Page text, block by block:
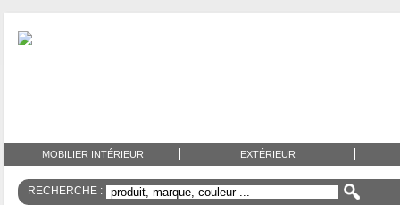
MOBILIER INTÉRIEUR EXTÉRIEUR
RECHERCHE :